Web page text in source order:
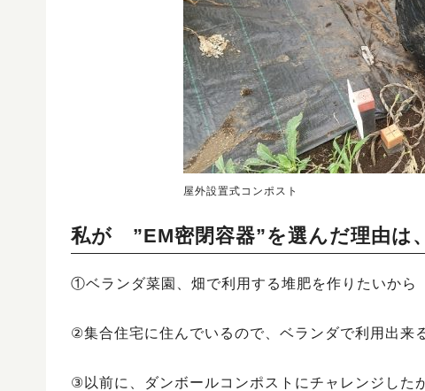
屋外設置式コンポスト
私が ”EM密閉容器”を選んだ理由は、
①ベランダ菜園、畑で利用する堆肥を作りたいから
②集合住宅に住んでいるので、ベランダで利用出来
③以前に、ダンボールコンポストにチャレンジした